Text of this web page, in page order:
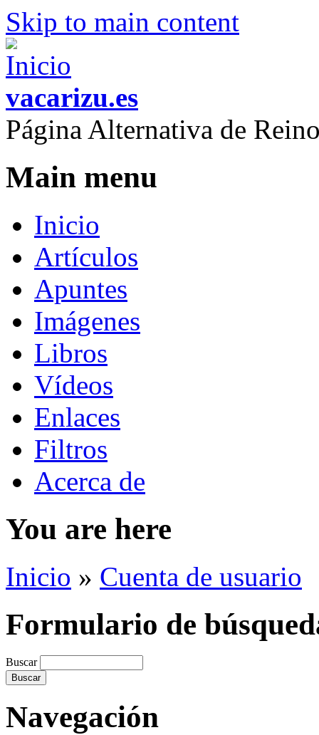
Skip to main content
vacarizu.es
Página Alternativa de
Main menu
Inicio
Artículos
Apuntes
Imágenes
Libros
Vídeos
Enlaces
Filtros
Acerca de
You are here
Inicio » Cuenta de usuario
Formulario de
Buscar
Navegación